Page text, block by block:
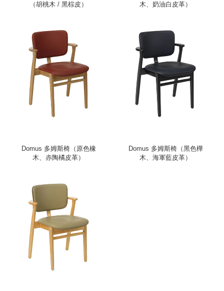
（胡桃木 / 黑棕皮）
木、奶油白皮革）
Domus 多姆斯椅（原色橡
木、赤陶橘皮革）
Domus 多姆斯椅（黑色樺
木、海軍藍皮革）